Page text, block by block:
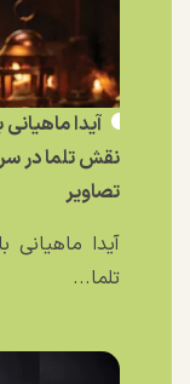
آیدا ماهیانی
نقش تلما در
تصاویر
آیدا ماهیانی
تلما...